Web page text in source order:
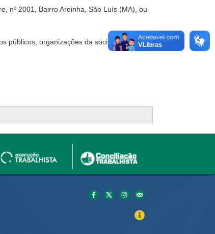
nº 2001, Bairro Areinha, São Luís (MA), ou
públicos, organizações da sociedade civil e